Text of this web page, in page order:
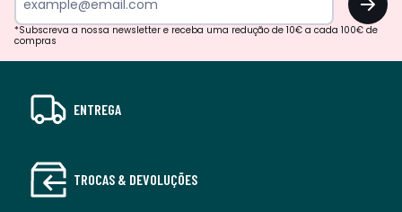
*Subscreva a nossa newsletter e receba uma redução de 10€ a cada 100€ de
compras
ENTREGA
TROCAS & DEVOLUÇÕES